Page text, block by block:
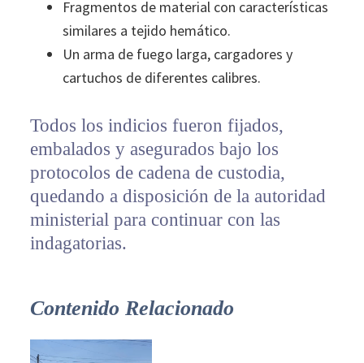
Fragmentos de material con características
similares a tejido hemático.
Un arma de fuego larga, cargadores y
cartuchos de diferentes calibres.
Todos los indicios fueron fijados,
embalados y asegurados bajo los
protocolos de cadena de custodia,
quedando a disposición de la autoridad
ministerial para continuar con las
indagatorias.
Contenido Relacionado